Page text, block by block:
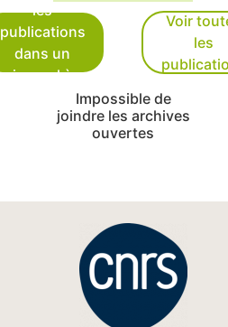
les
publications
dans un
journal à
lecture
Voir
les
Impossible de
joindre les archives
ouvertes